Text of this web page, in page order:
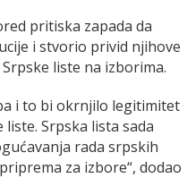
pritiska zapada da
i stvorio privid njihove
liste na izborima.
i to bi okrnjilo legitimitet
Srpska lista sada
rada srpskih
za izbore“, dodao